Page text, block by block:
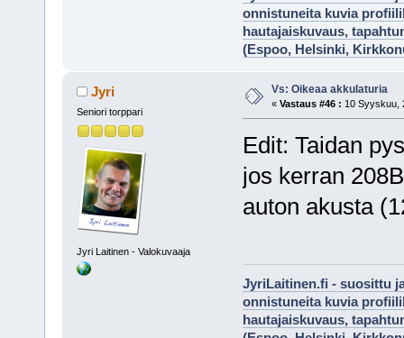
onnistuneita kuvia
hautajaiskuvaus,
(Espoo, Helsinki,
Jyri
Seniori torppari
Jyri Laitinen - Valokuvaaja
Vs: Oikeaa akkulaturia
« Vastaus #46 : 10 Syyskuu,
Edit: Taidan
jos kerran
auton akusta
JyriLaitinen.fi - suosittu
onnistuneita kuvia
hautajaiskuvaus,